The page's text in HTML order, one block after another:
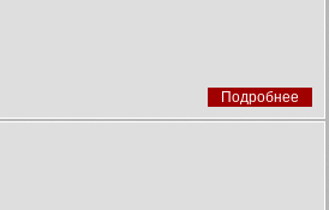
Подробнее